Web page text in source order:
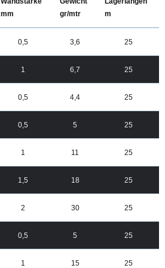
mm
gr/mtr
m
0,5 3,6 25
1 6,7 25
0,5 4,4 25
0,5 5 25
1 11 25
1,5 18 25
2 30 25
0,5 5 25
1 15 25